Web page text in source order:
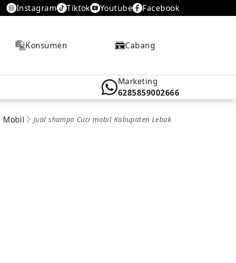
Instagram Tiktok Youtube Facebook
Konsumen Cabang
Marketing
6285859002666
Mobil Jual shampo Cuci mobil Kabupaten Lebak